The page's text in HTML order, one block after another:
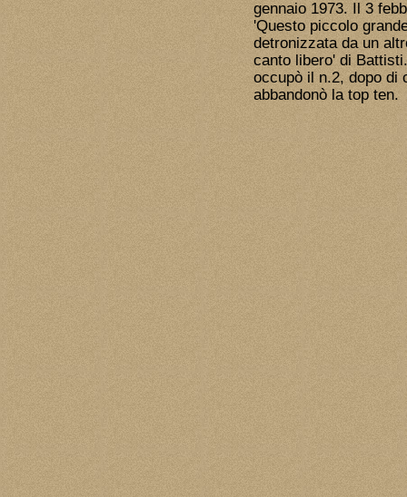
gennaio 1973. Il 3
'Questo piccolo
detronizzata da un
canto libero' di
occupò il n.2, dopo di
abbandonò la top ten.